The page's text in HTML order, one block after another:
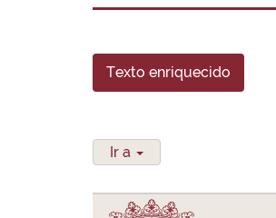
Texto enriquecido
Ir a